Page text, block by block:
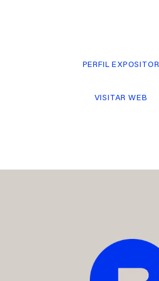
PERFIL EXPOSITOR
VISITAR WEB